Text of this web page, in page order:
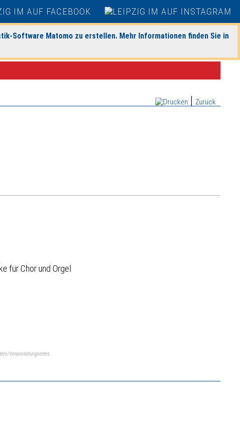
Software Matomo zu erstellen. Mehr Informationen finden Sie in
Zurück
für Chor und Orgel
Veranstaltungsortes.